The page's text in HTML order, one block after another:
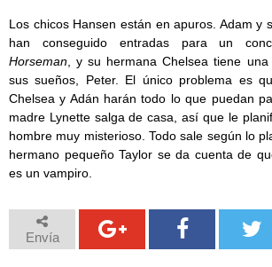
Los chicos Hansen están en apuros. Adam y
han conseguido entradas para un
Horseman , y su hermana Chelsea tiene
sus sueños, Peter. El único problema es
Chelsea y Adán harán todo lo que puedan
madre Lynette salga de casa, así que le
hombre muy misterioso. Todo sale según lo
hermano pequeño Taylor se da cuenta de
es un vampiro.
Envía